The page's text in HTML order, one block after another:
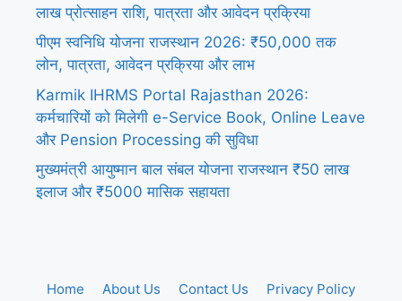
लाख प्रोत्साहन राशि, पात्रता और आवेदन प्रक्रिया
पीएम स्वनिधि योजना राजस्थान 2026: ₹50,000 तक
लोन, पात्रता, आवेदन प्रक्रिया और लाभ
Karmik IHRMS Portal Rajasthan 2026:
कर्मचारियों को मिलेगी e-Service Book, Online Leave
और Pension Processing की सुविधा
मुख्यमंत्री आयुष्मान बाल संबल योजना राजस्थान ₹50 लाख
इलाज और ₹5000 मासिक सहायता
Home About Us Contact Us Privacy Policy